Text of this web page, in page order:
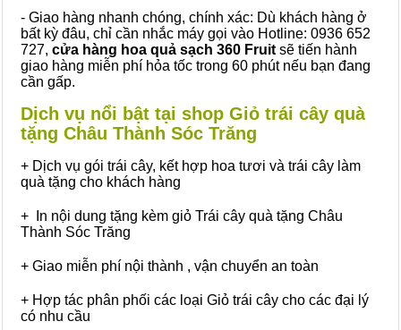
- Giao hàng nhanh chóng, chính xác: Dù khách hàng ở
bất kỳ đâu, chỉ cần nhắc máy gọi vào Hotline: 0936 652
727, cửa hàng hoa quả sạch 360 Fruit sẽ tiến hành
giao hàng miễn phí hỏa tốc trong 60 phút nếu bạn đang
cần gấp.
Dịch vụ nổi bật tại shop Giỏ trái cây quà
tặng Châu Thành Sóc Trăng
+ Dịch vụ gói trái cây, kết hợp hoa tươi và trái cây làm
quà tặng cho khách hàng
+ In nội dung tặng kèm giỏ Trái cây quà tặng Châu
Thành Sóc Trăng
+ Giao miễn phí nội thành , vận chuyển an toàn
+ Hợp tác phân phối các loại Giỏ trái cây cho các đại lý
có nhu cầu